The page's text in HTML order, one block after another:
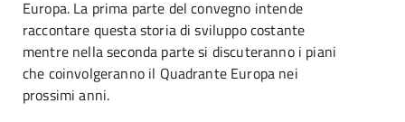
Europa. La prima parte del convegno intende
raccontare questa storia di sviluppo costante
mentre nella seconda parte si discuteranno i piani
che coinvolgeranno il Quadrante Europa nei
prossimi anni.